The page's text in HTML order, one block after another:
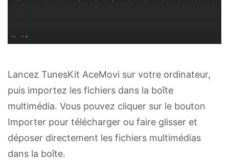
Lancez TunesKit AceMovi sur votre ordinateur,
puis importez les fichiers dans la boîte
multimédia. Vous pouvez cliquer sur le bouton
Importer pour télécharger ou faire glisser et
déposer directement les fichiers multimédias
dans la boîte.